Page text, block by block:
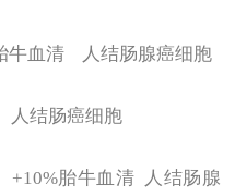
牛血清 人结肠腺癌细胞
人结肠癌细胞
+10%胎牛血清 人结肠腺